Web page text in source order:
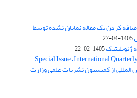
کردن یک مقاله نمایان نشده توسط
1405-04-27
1405-02-22
Special Issue – International
از کمیسیون نشریات علمی وزارت